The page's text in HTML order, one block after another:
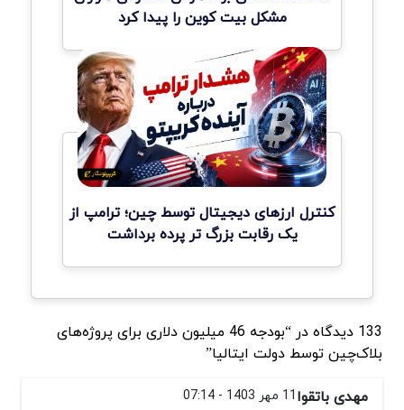
مشکل بیت کوین را پیدا کرد
کنترل ارزهای دیجیتال توسط چین؛ ترامپ از
یک رقابت بزرگ تر پرده برداشت
133 دیدگاه در “بودجه 46 میلیون دلاری برای پروژه‌های
بلاک‌چین توسط دولت ایتالیا”
مهدی باتقوا11 مهر 1403 - 07:14